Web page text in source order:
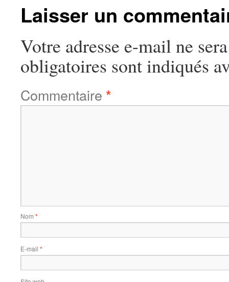
Laisser un
Votre adresse e-mail ne
obligatoires sont indiqués
Commentaire *
Nom *
E-mail *